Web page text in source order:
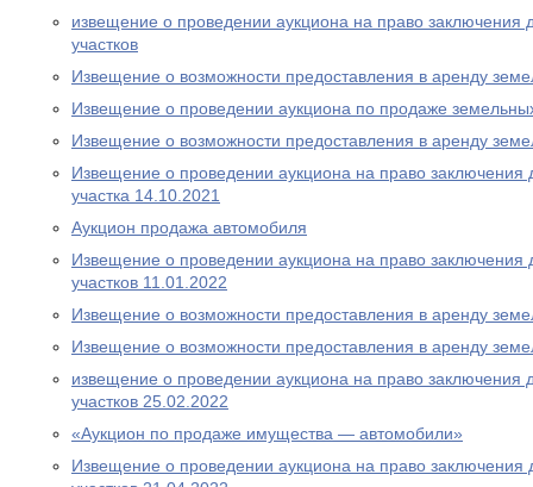
извещение о проведении аукциона на право заключения
участков
Извещение о возможности предоставления в аренду
Извещение о проведении аукциона по продаже
Извещение о возможности предоставления в аренду
Извещение о проведении аукциона на право заключения
участка 14.10.2021
Аукцион продажа автомобиля
Извещение о проведении аукциона на право заключения
участков 11.01.2022
Извещение о возможности предоставления в аренду
Извещение о возможности предоставления в аренду
извещение о проведении аукциона на право заключения
участков 25.02.2022
«Аукцион по продаже имущества — автомобили»
Извещение о проведении аукциона на право заключения